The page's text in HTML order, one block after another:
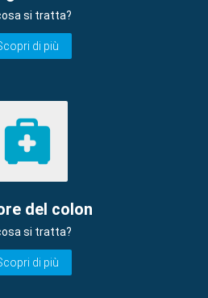
si tratta?
di più
del colon
si tratta?
di più